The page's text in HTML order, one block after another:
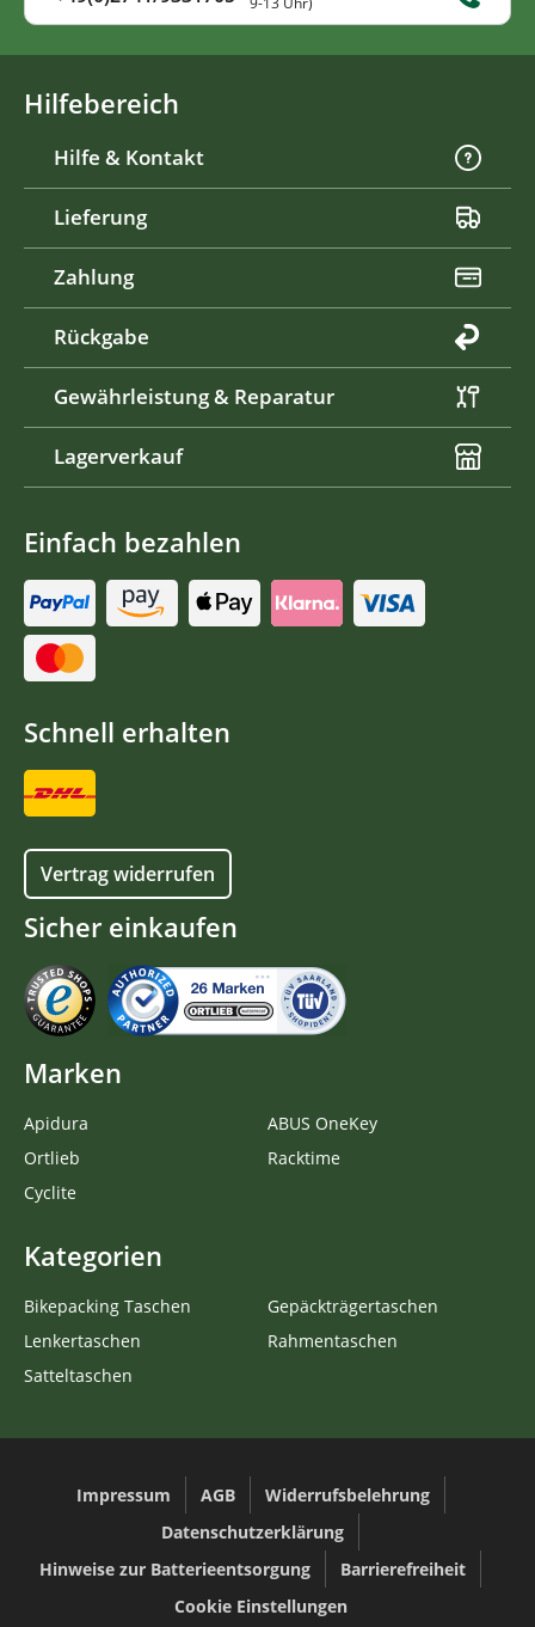
Hilfebereich
Hilfe & Kontakt
Lieferung
Zahlung
Rückgabe
Gewährleistung & Reparatur
Lagerverkauf
Einfach bezahlen
Schnell erhalten
Vertrag widerrufen
Sicher einkaufen
Marken
Apidura
Ortlieb
Cyclite
ABUS OneKey
Racktime
Kategorien
Bikepacking Taschen
Lenkertaschen
Satteltaschen
Gepäckträgertaschen
Rahmentaschen
Impressum AGB
Widerrufsbelehrung
Datenschutzerklärung
Hinweise zur Batterieentsorgung
Barrierefreiheit
Cookie Einstellungen